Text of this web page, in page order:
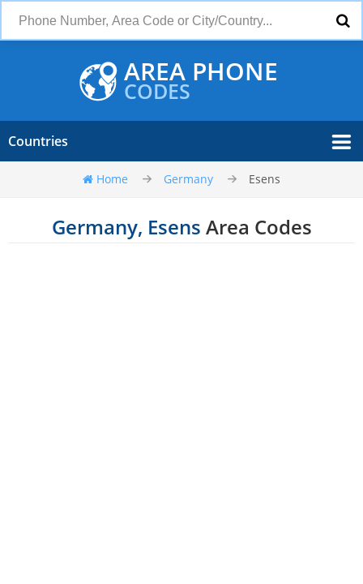
AREA PHONE
CODES
Countries
Home Germany Esens
Germany, Esens Area Codes